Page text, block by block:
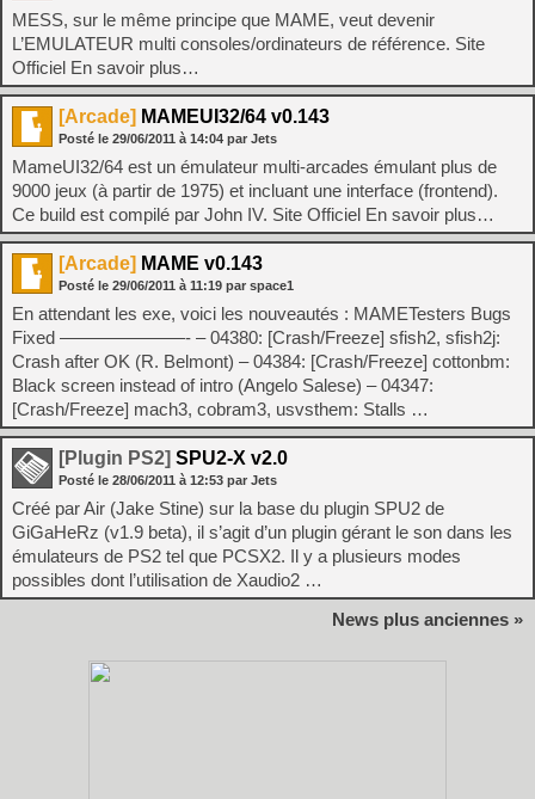
MESS, sur le même principe que MAME, veut devenir
L’EMULATEUR multi consoles/ordinateurs de référence. Site
Officiel En savoir plus…
[Arcade] MAMEUI32/64 v0.143
Posté le 29/06/2011 à 14:04 par Jets
MameUI32/64 est un émulateur multi-arcades émulant plus de
9000 jeux (à partir de 1975) et incluant une interface (frontend).
Ce build est compilé par John IV. Site Officiel En savoir plus…
[Arcade] MAME v0.143
Posté le 29/06/2011 à 11:19 par space1
En attendant les exe, voici les nouveautés : MAMETesters Bugs
Fixed ———————- – 04380: [Crash/Freeze] sfish2, sfish2j:
Crash after OK (R. Belmont) – 04384: [Crash/Freeze] cottonbm:
Black screen instead of intro (Angelo Salese) – 04347:
[Crash/Freeze] mach3, cobram3, usvsthem: Stalls …
[Plugin PS2] SPU2-X v2.0
Posté le 28/06/2011 à 12:53 par Jets
Créé par Air (Jake Stine) sur la base du plugin SPU2 de
GiGaHeRz (v1.9 beta), il s’agit d’un plugin gérant le son dans les
émulateurs de PS2 tel que PCSX2. Il y a plusieurs modes
possibles dont l’utilisation de Xaudio2 …
News plus anciennes »